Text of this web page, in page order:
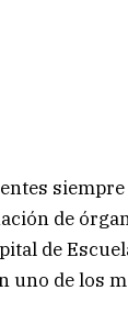
siempre
de
de
uno de los